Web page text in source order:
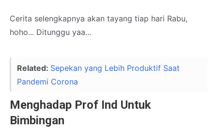
Cerita selengkapnya akan tayang tiap hari Rabu,
hoho... Ditunggu yaa...
Related: Sepekan yang Lebih Produktif Saat
Pandemi Corona
Menghadap Prof Ind Untuk
Bimbingan